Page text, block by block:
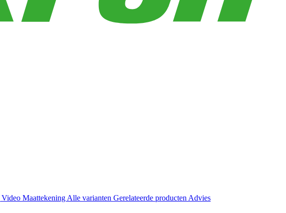
Video Maattekening Alle varianten Gerelateerde producten Advies